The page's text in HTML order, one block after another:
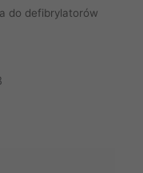
do defibrylatorów